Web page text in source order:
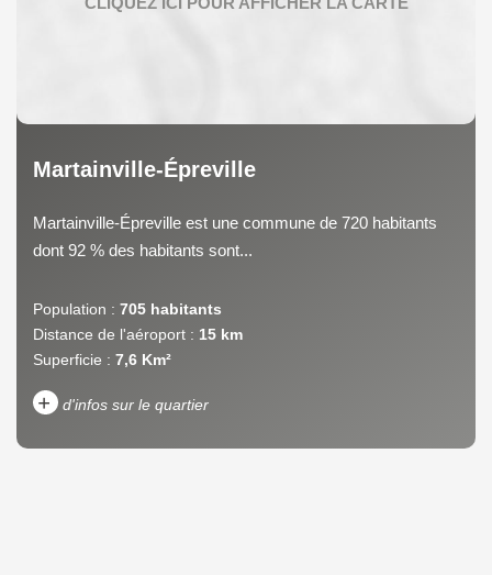
Martainville-Épreville
Martainville-Épreville est une commune de 720 habitants
dont 92 % des habitants sont...
Population : 705 habitants
Distance de l'aéroport : 15 km
Superficie : 7,6 Km²
+ d'infos sur le quartier